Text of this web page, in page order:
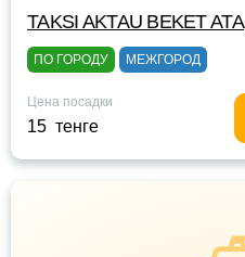
TAKSI AKTAU BEKET ATA
ПО ГОРОДУ МЕЖГОРОД
Цена посадки
15 тенге